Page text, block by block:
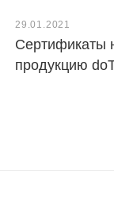
29.01.2021
Сертификаты
продукцию